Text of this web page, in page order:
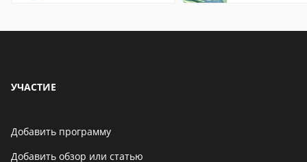
УЧАСТИЕ
Добавить программу
Добавить обзор или статью